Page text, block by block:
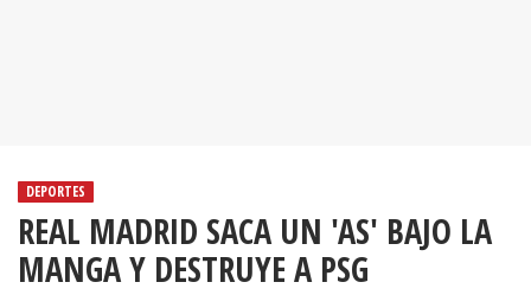
DEPORTES
REAL MADRID SACA UN 'AS' BAJO LA
MANGA Y DESTRUYE A PSG